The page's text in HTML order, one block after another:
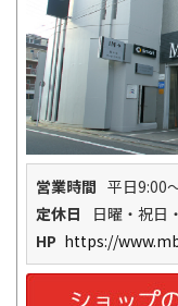
営業時間 平日9:00
定休日
日曜・祝日
HP https://